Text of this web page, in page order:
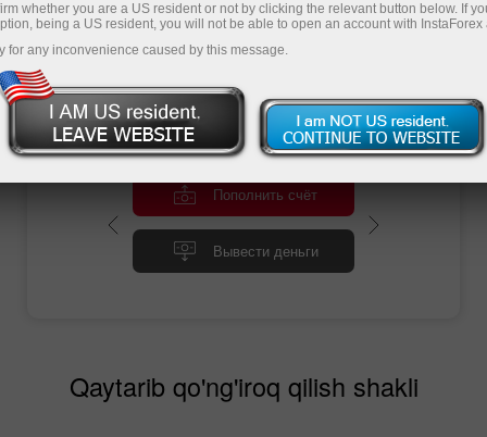
Заказать обратный звонок
Пополнить счёт
Вывести деньги
Qaytarib qo'ng'iroq qilish shakli
whether you are a US resident or not by clicking the relevant button below. If
being a US resident, you will not be able to open an account with InstaForex
for any inconvenience caused by this message.